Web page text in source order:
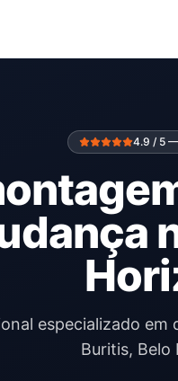
4.9 / 5 —
especializado
Buritis,